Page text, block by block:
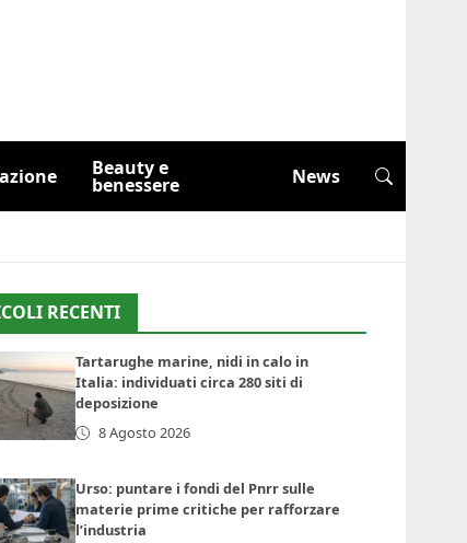
Beauty e
benessere News
RECENTI
Tartarughe marine, nidi in calo in
Italia: individuati circa 280 siti di
deposizione
8 Agosto 2026
Urso: puntare i fondi del Pnrr sulle
materie prime critiche per rafforzare
l’industria